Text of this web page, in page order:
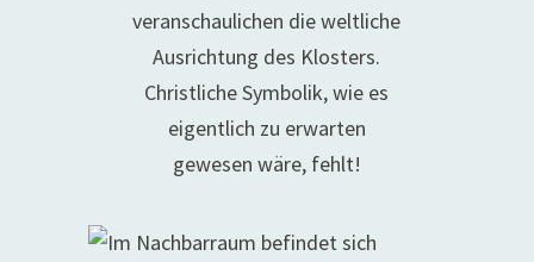
veranschaulichen die weltliche
Ausrichtung des Klosters.
Christliche Symbolik, wie es
eigentlich zu erwarten
gewesen wäre, fehlt!